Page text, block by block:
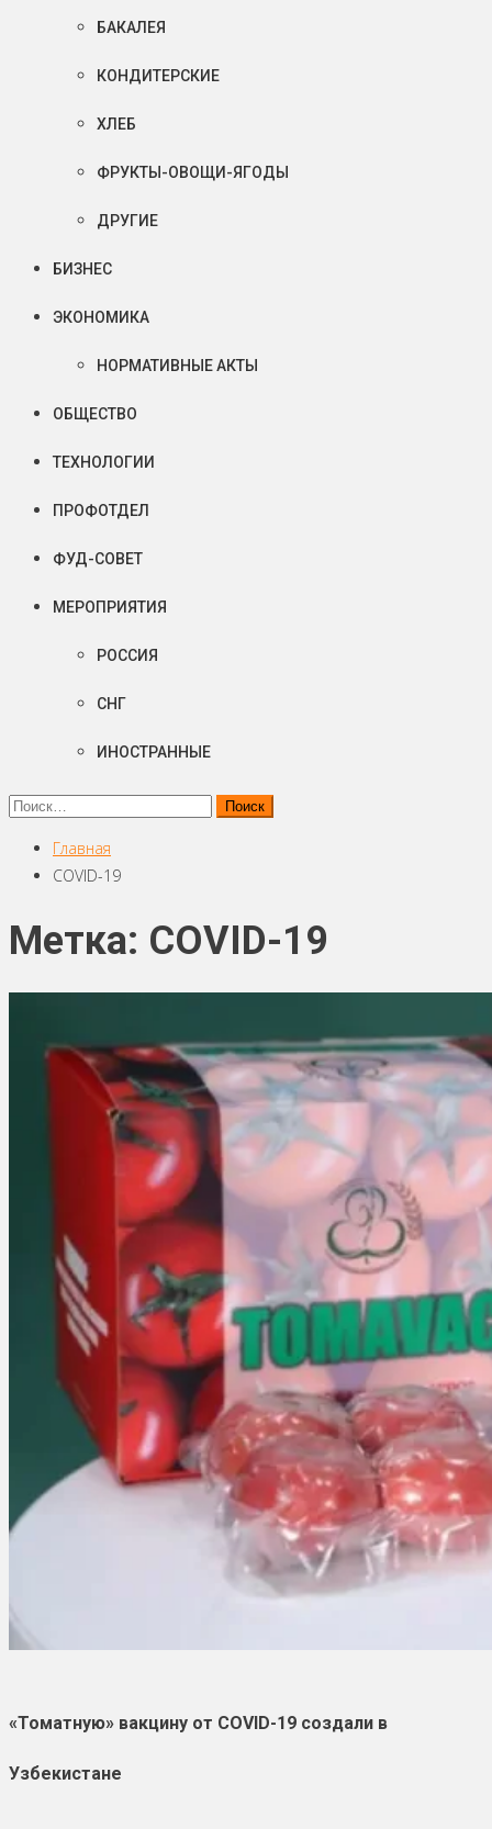
БАКАЛЕЯ
КОНДИТЕРСКИЕ
ХЛЕБ
ФРУКТЫ-ОВОЩИ-ЯГОДЫ
ДРУГИЕ
БИЗНЕС
ЭКОНОМИКА
НОРМАТИВНЫЕ АКТЫ
ОБЩЕСТВО
ТЕХНОЛОГИИ
ПРОФОТДЕЛ
ФУД-СОВЕТ
МЕРОПРИЯТИЯ
РОССИЯ
СНГ
ИНОСТРАННЫЕ
Найти:
Главная
COVID-19
Метка: COVID-19
«Томатную» вакцину от COVID-19 создали в
Узбекистане